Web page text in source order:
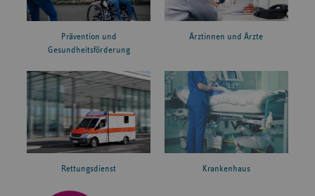
Prävention und
Gesundheitsförderung
Ärztinnen und Ärzte
Rettungsdienst Krankenhaus